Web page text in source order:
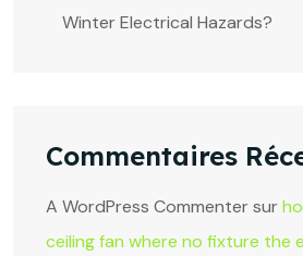
Winter Electrical Hazards?
Commentaires
A WordPress Commentersur
ceiling fan where no fixture the